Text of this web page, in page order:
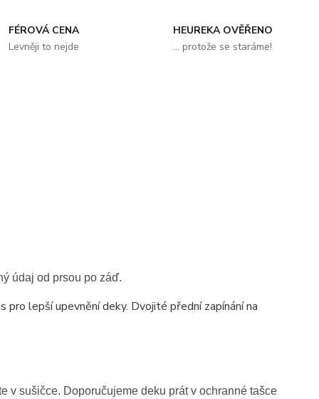
FÉROVÁ CENA
Levněji to nejde
HEUREKA OVĚŘENO
... protože se staráme!
údaj od prsou po záď.
lepší upevnění deky. Dvojité přední zapínání na
v sušičce. Doporučujeme deku prát v ochranné tašce